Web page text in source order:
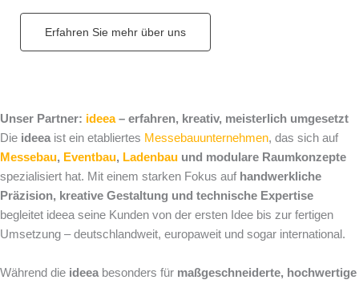
Erfahren Sie mehr über uns
Unser Partner: ideea– erfahren, kreativ, meisterlich umgesetzt
Die ideea ist ein etabliertes Messebauunternehmen, das sich auf
Messebau, Eventbau, Ladenbau und modulare Raumkonzepte
spezialisiert hat. Mit einem starken Fokus auf handwerkliche
Präzision, kreative Gestaltung und technische Expertise
begleitet ideea seine Kunden von der ersten Idee bis zur fertigen
Umsetzung – deutschlandweit, europaweit und sogar international.
Während die ideea besonders für maßgeschneiderte, hochwertige